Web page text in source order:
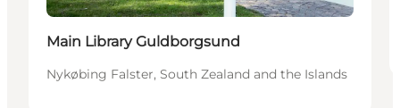
Main Library Guldborgsund
Nykøbing Falster, South Zealand and the Islands